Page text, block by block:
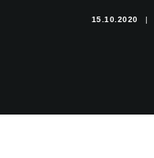
15.10.2020 |